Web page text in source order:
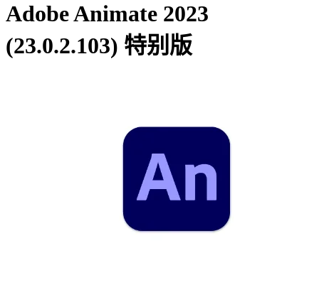
Adobe Animate 2023
(23.0.2.103) 特别版